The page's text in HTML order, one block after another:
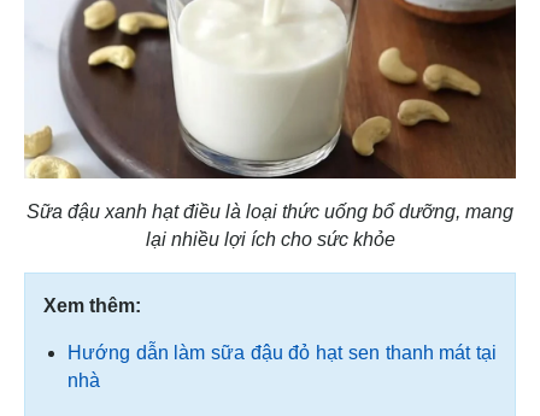
Sữa đậu xanh hạt điều là loại thức uống bổ dưỡng, mang
lại nhiều lợi ích cho sức khỏe
Xem thêm:
Hướng dẫn làm sữa đậu đỏ hạt sen thanh mát tại
nhà